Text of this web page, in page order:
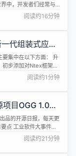
中，开发者们经常与
异常尤为引人关注。
出现异常的常见原因
过合理的内存管理和优
常的...
阅读约16分钟
代组装式应用
集中在以下方面： 升
步添加对Ntex框架的
的支持； 将cookie、
阅读约1分钟
目OGG 1.0；
配置火狐吗；苹
40
品的开源日报，每天更
点 工业软件大事件
全部源代码
是由数字化工业软件
Software
阅读约21分钟